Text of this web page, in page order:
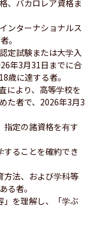
、バカロレア資格ま
ンターナショナルス
。
定試験または大学入
年3月31日までに合
歳に達する者。
により、高等学校を
た者で、2026年3月3
指定の諸資格を有す
することを確約でき
方法、および学科等
る者。
」を理解し、「学ぶ